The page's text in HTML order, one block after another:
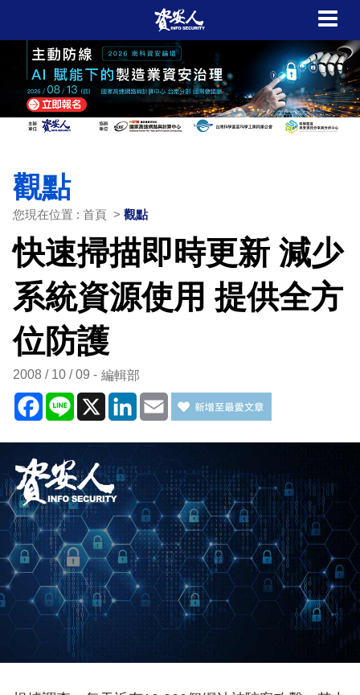
觀點
您現在位置 : 首頁 > 觀點
快速掃描即時更新 減少
系統資源使用 提供全方
位防護
2008 / 10 / 09 編輯部
Facebook
Line X LinkedIn
Email